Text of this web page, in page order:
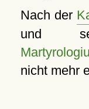
Nach der
und
nicht mehr